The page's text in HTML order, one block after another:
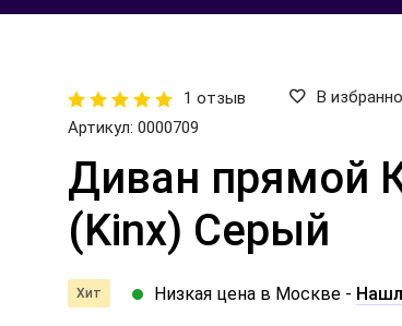
1 отзыв
В
Артикул: 0000709
Диван прямой
(Kinx) Серый
Хит Низкая цена в Москве -